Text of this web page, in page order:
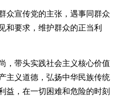
众宣传党的主张，遇事同群众
和要求，维护群众的正当利
，带头实践社会主义核心价值
主义道德，弘扬中华民族传统
益，在一切困难和危险的时刻